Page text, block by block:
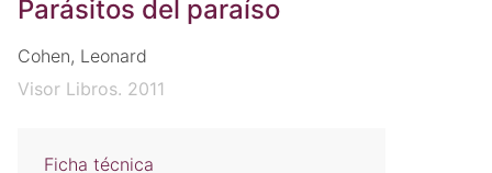
Parásitos del paraíso
Cohen, Leonard
Visor Libros. 2011
Ficha técnica